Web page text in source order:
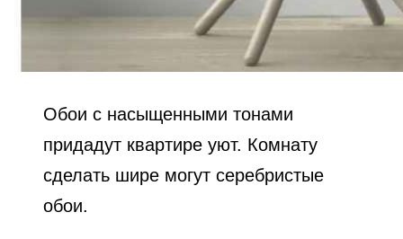
Обои с насыщенными тонами
придадут квартире уют. Комнату
сделать шире могут серебристые
обои.